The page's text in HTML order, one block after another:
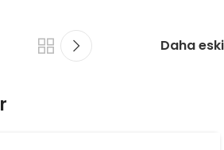
Daha eski